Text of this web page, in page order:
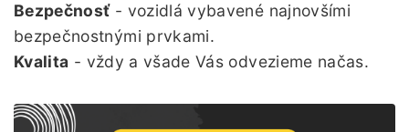
Bezpečnosť- vozidlá vybavené najnovšími
bezpečnostnými prvkami.
Kvalita - vždy a všade Vás odvezieme načas.